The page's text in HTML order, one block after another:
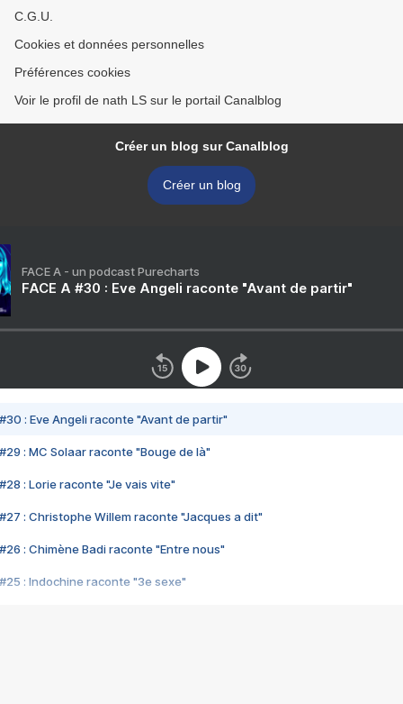
C.G.U.
Cookies et données personnelles
Préférences cookies
Voir le profil de nath LS sur le portail Canalblog
Créer un blog sur Canalblog
Créer un blog
FACE A - un podcast Purecharts
FACE A #30 : Eve Angeli raconte "Avant de partir"
#30 : Eve Angeli raconte "Avant de partir"
#29 : MC Solaar raconte "Bouge de là"
#28 : Lorie raconte "Je vais vite"
#27 : Christophe Willem raconte "Jacques a dit"
#26 : Chimène Badi raconte "Entre nous"
#25 : Indochine raconte "3e sexe"